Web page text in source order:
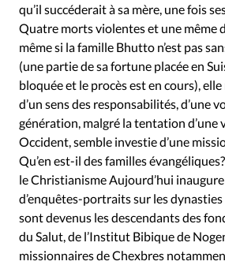
qu’il succéderait à sa mère, une fois
Quatre morts violentes et une même
même si la famille Bhutto n’est pas
(une partie de sa fortune placée en
bloquée et le procès est en cours),
d’un sens des responsabilités, d’une
génération, malgré la tentation d’une
Occident, semble investie d’une
Qu’en est-il des familles
le Christianisme Aujourd’hui
d’enquêtes-portraits sur les
sont devenus les descendants des
du Salut, de l’Institut Bibique de
missionnaires de Chexbres